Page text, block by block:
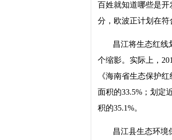
百姓就知道哪些是开
分，欧波正计划在符
昌江将生态红线
个缩影。实际上，
《海南省生态保护
面积的33.5%；划定
积的35.1%。
昌江县生态环境